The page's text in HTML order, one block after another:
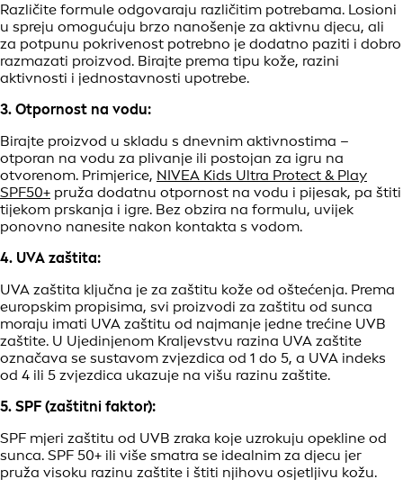
Različite formule odgovaraju različitim potrebama. Losioni
u spreju omogućuju brzo nanošenje za aktivnu djecu, ali
za potpunu pokrivenost potrebno je dodatno paziti i dobro
razmazati proizvod. Birajte prema tipu kože, razini
aktivnosti i jednostavnosti upotrebe.
3. Otpornost na vodu:
Birajte proizvod u skladu s dnevnim aktivnostima –
otporan na vodu za plivanje ili postojan za igru na
otvorenom. Primjerice, NIVEA Kids Ultra Protect & Play
SPF50+ pruža dodatnu otpornost na vodu i pijesak, pa štiti
tijekom prskanja i igre. Bez obzira na formulu, uvijek
ponovno nanesite nakon kontakta s vodom.
4. UVA zaštita:
UVA zaštita ključna je za zaštitu kože od oštećenja. Prema
europskim propisima, svi proizvodi za zaštitu od sunca
moraju imati UVA zaštitu od najmanje jedne trećine UVB
zaštite. U Ujedinjenom Kraljevstvu razina UVA zaštite
označava se sustavom zvjezdica od 1 do 5, a UVA indeks
od 4 ili 5 zvjezdica ukazuje na višu razinu zaštite.
5. SPF (zaštitni faktor):
SPF mjeri zaštitu od UVB zraka koje uzrokuju opekline od
sunca. SPF 50+ ili više smatra se idealnim za djecu jer
pruža visoku razinu zaštite i štiti njihovu osjetljivu kožu.